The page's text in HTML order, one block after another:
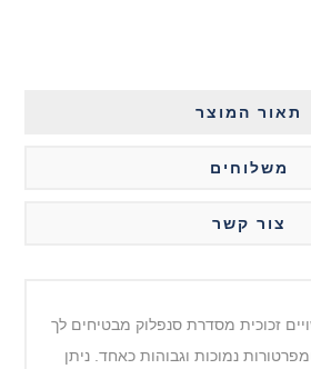
תאור המוצר
משלוחים
צור קשר
זכוכית מסדרת סנפלוק מבטיחים לך
נמוכות וגבוהות כאחד. ניתן